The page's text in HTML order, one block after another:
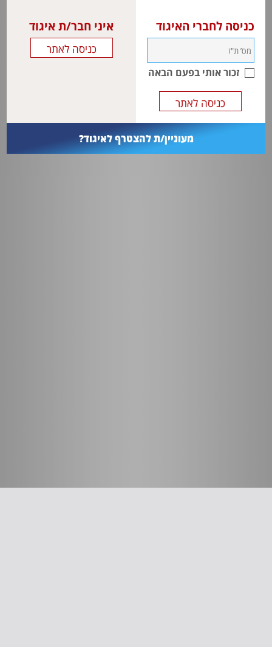
כניסה לחברי האיגוד
זכור אותי בפעם הבאה
איני חבר/ת איגוד
מעוניין/ת להצטרף לאיגוד?